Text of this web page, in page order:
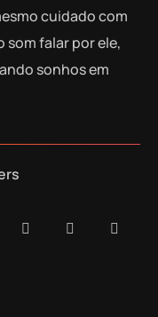
cuidado com
falar por ele,
sonhos em